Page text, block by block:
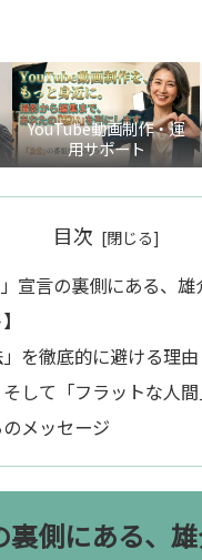
YouTube動画制作・運
用サポート
目次
宣言の裏側にある、
を徹底的に避ける理由
して「フラットな人
メッセージ
側にある、